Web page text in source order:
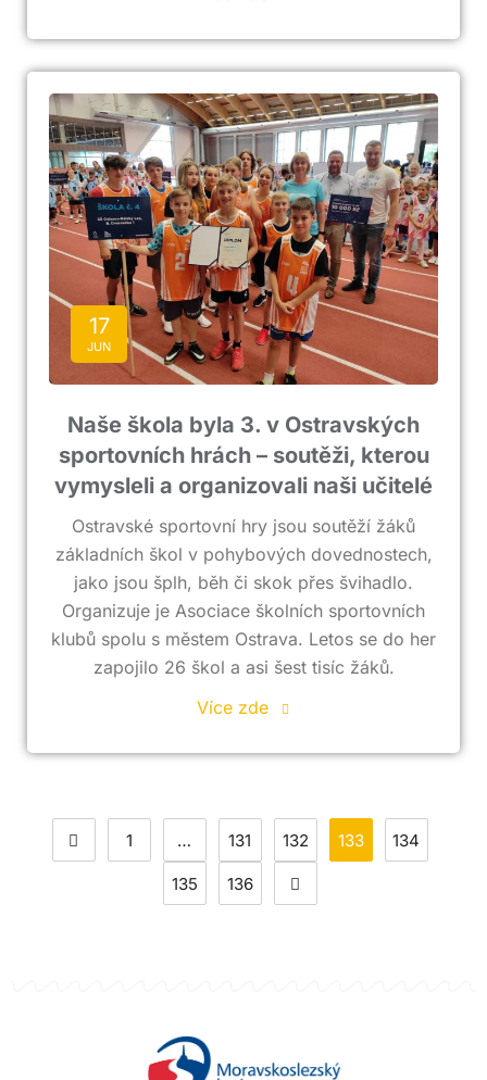
17
JUN
Naše škola byla 3. v Ostravských
sportovních hrách – soutěži, kterou
vymysleli a organizovali naši učitelé
Ostravské sportovní hry jsou soutěží žáků
základních škol v pohybových dovednostech,
jako jsou šplh, běh či skok přes švihadlo.
Organizuje je Asociace školních sportovních
klubů spolu s městem Ostrava. Letos se do her
zapojilo 26 škol a asi šest tisíc žáků.
Více zde
1 … 131 132 133 134
135 136